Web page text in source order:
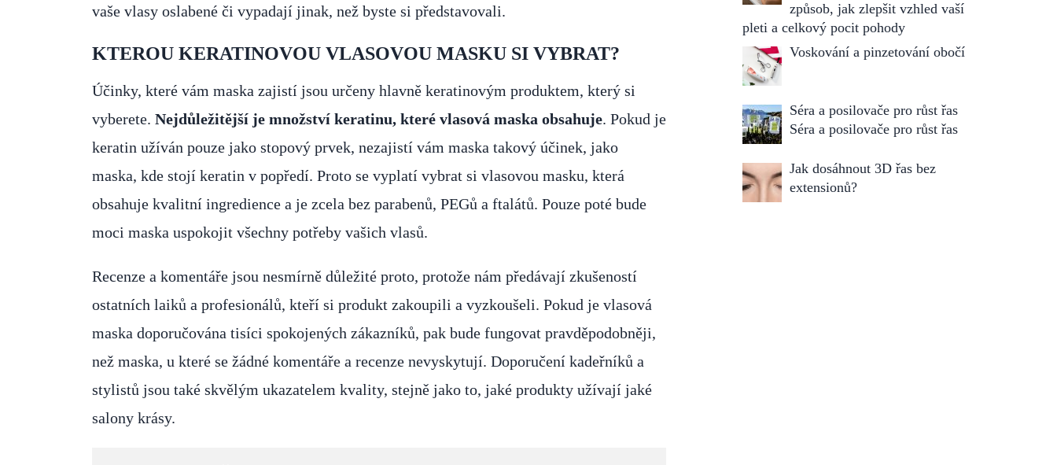
vaše vlasy oslabené či vypadají jinak, než byste si představovali.
KTEROU KERATINOVOU VLASOVOU MASKU SI VYBRAT?
Účinky, které vám maska zajistí jsou určeny hlavně keratinovým produktem, který si
vyberete. Nejdůležitější je množství keratinu, které vlasová maska obsahuje. Pokud je
keratin užíván pouze jako stopový prvek, nezajistí vám maska takový účinek, jako
maska, kde stojí keratin v popředí. Proto se vyplatí vybrat si vlasovou masku, která
obsahuje kvalitní ingredience a je zcela bez parabenů, PEGů a ftalátů. Pouze poté bude
moci maska uspokojit všechny potřeby vašich vlasů.
Recenze a komentáře jsou nesmírně důležité proto, protože nám předávají zkušeností
ostatních laiků a profesionálů, kteří si produkt zakoupili a vyzkoušeli. Pokud je vlasová
maska doporučována tisíci spokojených zákazníků, pak bude fungovat pravděpodobněji,
než maska, u které se žádné komentáře a recenze nevyskytují. Doporučení kadeřníků a
stylistů jsou také skvělým ukazatelem kvality, stejně jako to, jaké produkty užívají jaké
salony krásy.
způsob, jak zlepšit vzhled vaší
pleti a celkový pocit pohody
Voskování a pinzetování obočí
Séra a posilovače pro růst řas
Séra a posilovače pro růst řas
Jak dosáhnout 3D řas bez
extensionů?